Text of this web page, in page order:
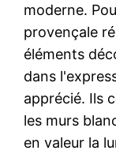
moderne.
provençale
éléments
dans
apprécié. Ils
les murs
en valeur la